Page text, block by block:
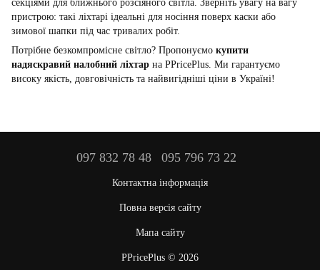
секціями для ближнього розсіяного світла. Зверніть увагу на вагу
пристрою: такі ліхтарі ідеальні для носіння поверх каски або
зимової шапки під час тривалих робіт.
Потрібне безкомпромісне світло? Пропонуємо купити
надяскравий налобний ліхтар на PPricePlus. Ми гарантуємо
високу якість, довговічність та найвигідніші ціни в Україні!
097 832 78 48 095 796 73 22
Контактна інформація
Повна версія сайту
Мапа сайту
PPricePlus © 2026